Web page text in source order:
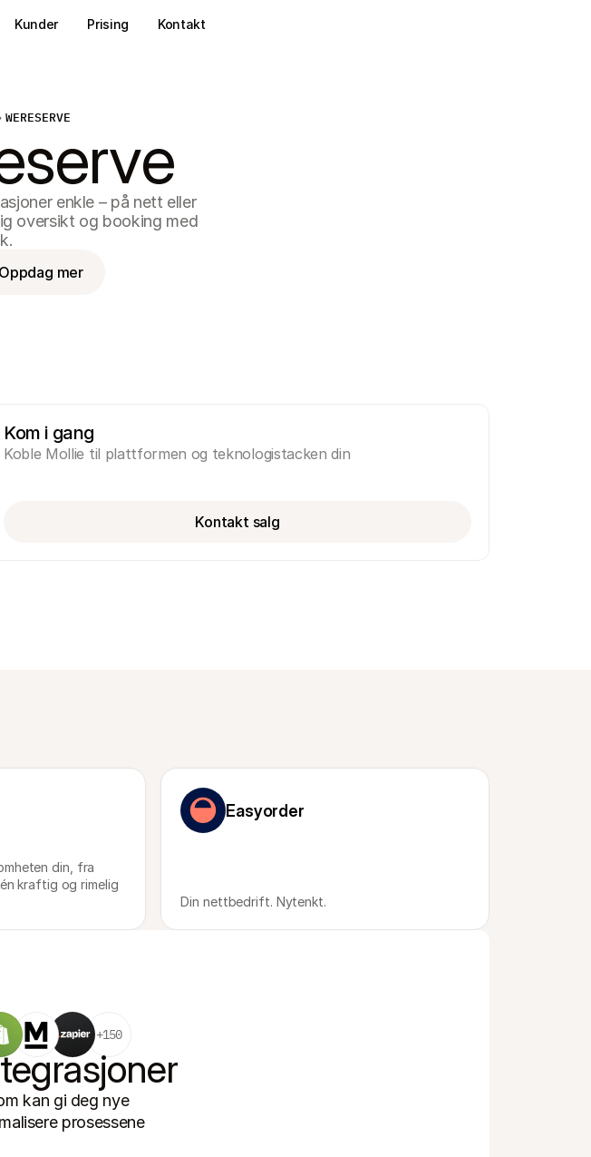
WERESERVE
enkle – på nett eller
oversikt og booking med
Oppdag mer
Kom i gang
Koble Mollie til plattformen og teknologistacken din
Kontakt salg
din, fra
kraftig og rimelig
Easyorder
Din nettbedrift. Nytenkt.
+150
kan gi deg nye
prosessene
Kunder Prising Kontakt